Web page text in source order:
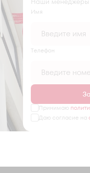
Имя
Tелефон
Принимаю
Даю согласие на